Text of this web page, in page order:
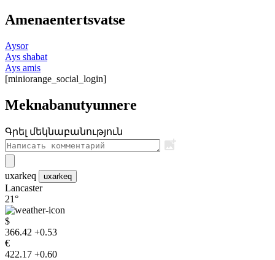
Amenaentertsvatse
Aysor
Ays shabat
Ays amis
[miniorange_social_login]
Meknabanutyunnere
Գրել մեկնաբանություն
uxarkeq uxarkeq
Lancaster
21°
$
366.42 +0.53
€
422.17 +0.60